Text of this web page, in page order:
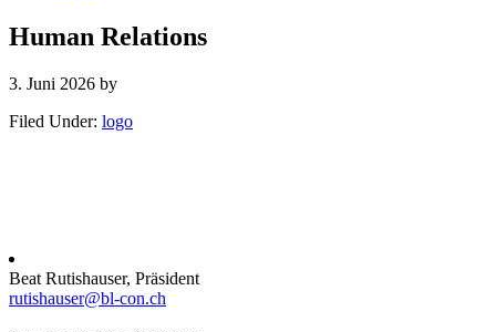
Human Relations
3. Juni 2026 by
Filed Under: logo
Beat Rutishauser, Präsident
rutishauser@bl-con.ch